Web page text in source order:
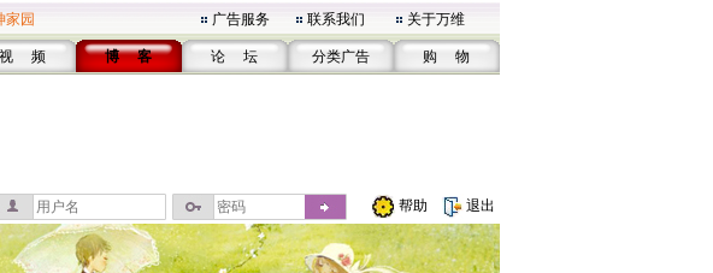
家园 广告服务 联系我们 关于万维
视 频 博 客 论 坛 分类广告 购 物
帮助 退出